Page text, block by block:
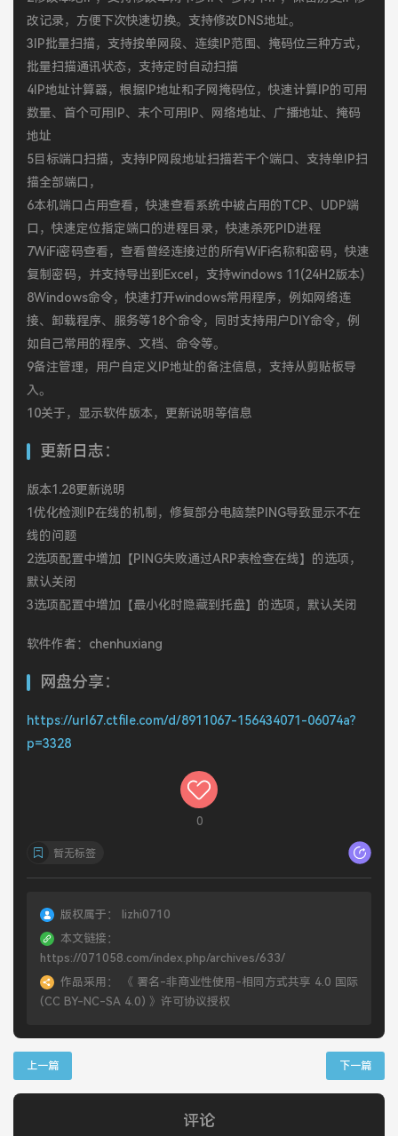
改记录，方便下次快速切换。支持修改DNS地址。
3IP批量扫描，支持按单网段、连续IP范围、掩码位三种方式，
批量扫描通讯状态，支持定时自动扫描
4IP地址计算器，根据IP地址和子网掩码位，快速计算IP的可用
数量、首个可用IP、末个可用IP、网络地址、广播地址、掩码
地址
5目标端口扫描，支持IP网段地址扫描若干个端口、支持单IP扫
描全部端口，
6本机端口占用查看，快速查看系统中被占用的TCP、UDP端
口，快速定位指定端口的进程目录，快速杀死PID进程
7WiFi密码查看，查看曾经连接过的所有WiFi名称和密码，快速
复制密码，并支持导出到Excel，支持windows 11(24H2版本)
8Windows命令，快速打开windows常用程序，例如网络连
接、卸载程序、服务等18个命令，同时支持用户DIY命令，例
如自己常用的程序、文档、命令等。
9备注管理，用户自定义IP地址的备注信息，支持从剪贴板导
入。
10关于，显示软件版本，更新说明等信息
更新日志：
版本1.28更新说明
1优化检测IP在线的机制，修复部分电脑禁PING导致显示不在
线的问题
2选项配置中增加【PING失败通过ARP表检查在线】的选项，
默认关闭
3选项配置中增加【最小化时隐藏到托盘】的选项，默认关闭
软件作者：chenhuxiang
网盘分享：
https://url67.ctfile.com/d/8911067-156434071-06074a?
p=3328
0
暂无标签
版权属于：
lizhi0710
本文链接：
https://071058.com/index.php/archives/633/
作品采用：
《 署名-非商业性使用-相同方式共享 4.0 国际
(CC BY-NC-SA 4.0) 》许可协议授权
上一篇 下一篇
评论